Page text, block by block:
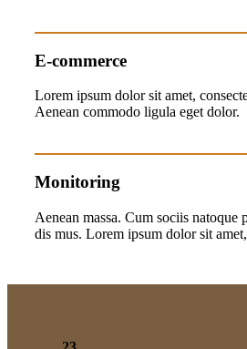
E-commerce
Lorem ipsum dolor sit amet,
Aenean commodo ligula eget dolor.
Monitoring
Aenean massa. Cum sociis natoque
dis mus. Lorem ipsum dolor sit